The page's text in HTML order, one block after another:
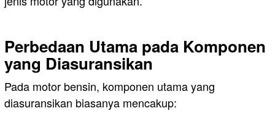
Perbedaan Utama pada Komponen
yang Diasuransikan
Pada motor bensin, komponen utama yang
diasuransikan biasanya mencakup: